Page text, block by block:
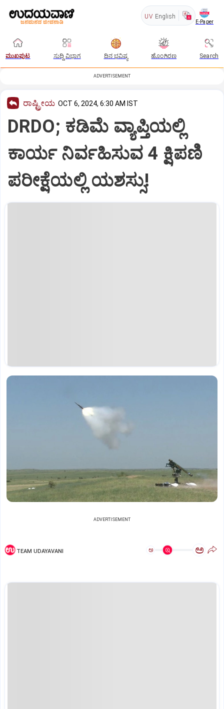
UV English
E-Paper
ಮುಖಪುಟ ಸುದ್ದಿ ವಿಭಾಗ ದಿನ ಭವಿಷ್ಯ ಹೊಂಗಿರಣ Search
ADVERTISEMENT
ರಾಷ್ಟ್ರೀಯ OCT 6, 2024, 6:30 AM IST
DRDO; ಕಡಿಮೆ ವ್ಯಾಪ್ತಿಯಲ್ಲಿ
ಕಾರ್ಯ ನಿರ್ವಹಿಸುವ 4 ಕ್ಷಿಪಣಿ
ಪರೀಕ್ಷೆಯಲ್ಲಿ ಯಶಸ್ಸು!
ADVERTISEMENT
TEAM UDAYAVANI ಅ ಅ